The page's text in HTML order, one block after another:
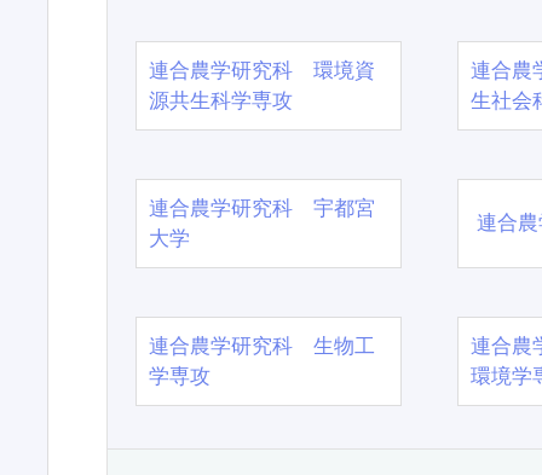
連合農学研究科 環境資
源共生科学専攻
連合農
生社会
連合農学研究科 宇都宮
大学
連合
連合農学研究科 生物工
学専攻
連合農
環境学